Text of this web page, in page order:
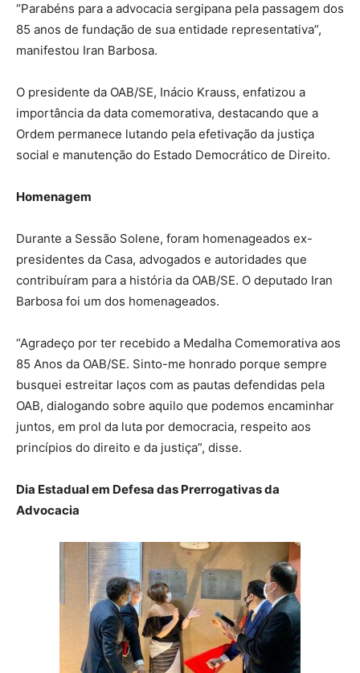
“Parabéns para a advocacia sergipana pela passagem dos
85 anos de fundação de sua entidade representativa”,
manifestou Iran Barbosa.
O presidente da OAB/SE, Inácio Krauss, enfatizou a
importância da data comemorativa, destacando que a
Ordem permanece lutando pela efetivação da justiça
social e manutenção do Estado Democrático de Direito.
Homenagem
Durante a Sessão Solene, foram homenageados ex-
presidentes da Casa, advogados e autoridades que
contribuíram para a história da OAB/SE. O deputado Iran
Barbosa foi um dos homenageados.
“Agradeço por ter recebido a Medalha Comemorativa aos
85 Anos da OAB/SE. Sinto-me honrado porque sempre
busquei estreitar laços com as pautas defendidas pela
OAB, dialogando sobre aquilo que podemos encaminhar
juntos, em prol da luta por democracia, respeito aos
princípios do direito e da justiça”, disse.
Dia Estadual em Defesa das Prerrogativas da
Advocacia